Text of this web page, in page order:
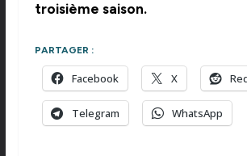
troisième saison.
PARTAGER :
Facebook X
Telegram WhatsApp